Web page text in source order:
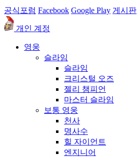
공식포럼 Facebook Google Play 게시판
개인 계정
영웅
슬라임
슬라임
크리스털 오즈
젤리 챔피언
마스터 슬라임
보통 영웅
천사
명사수
힐 자이언트
엔지니어